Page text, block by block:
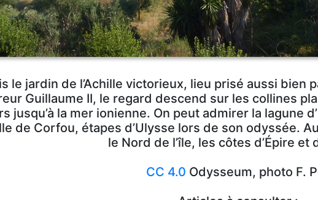
le jardin de l’Achille victorieux, lieu prisé aussi bien
Guillaume II, le regard descend sur les collines
jusqu’à la mer ionienne. On peut admirer la lagune
de Corfou, étapes d’Ulysse lors de son odyssée.
le Nord de l’île, les côtes d’Épire et
CC 4.0 Odysseum, photo F.